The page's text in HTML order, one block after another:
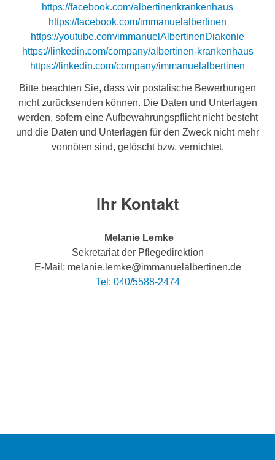
https://facebook.com/albertinenkrankenhaus
https://facebook.com/immanuelalbertinen
https://youtube.com/immanuelAlbertinenDiakonie
https://linkedin.com/company/albertinen-krankenhaus
https://linkedin.com/company/immanuelalbertinen
Bitte beachten Sie, dass wir postalische Bewerbungen
nicht zurücksenden können. Die Daten und Unterlagen
werden, sofern eine Aufbewahrungspflicht nicht besteht
und die Daten und Unterlagen für den Zweck nicht mehr
vonnöten sind, gelöscht bzw. vernichtet.
Ihr Kontakt
Melanie Lemke
Sekretariat der Pflegedirektion
E-Mail: melanie.lemke@immanuelalbertinen.de
Tel: 040/5588-2474